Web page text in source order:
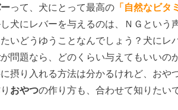
って、犬にとって最高の 「自然なビタ
犬にレバーを与えるのは、ＮＧという
いどうゆうことなんでしょう？犬にレ
が問題なら、どのくらい与えてもいいの
摂り入れる方法は分かるけれど、おや
おやつの作り方も、合わせて知りたい